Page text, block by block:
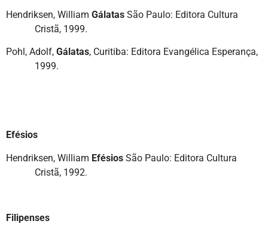
Hendriksen, William Gálatas São Paulo: Editora Cultura
Cristã, 1999.
Pohl, Adolf, Gálatas, Curitiba: Editora Evangélica Esperança,
1999.
Efésios
Hendriksen, William Efésios São Paulo: Editora Cultura
Cristã, 1992.
Filipenses